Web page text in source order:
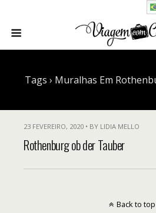
Tags › Muralhas Em
23 FEVEREIRO, 2020 • BY LIDIA MELLO
Rothenburg ob der Tauber
Back to top